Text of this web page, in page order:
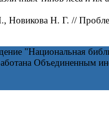
Н. Г. //
"Национальная
Объединенным